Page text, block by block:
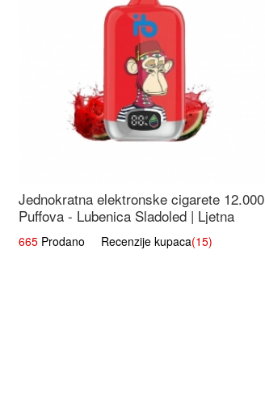
Jednokratna elektronske cigarete 12.000
Puffova - Lubenica Sladoled | Ljetna
Desertna Aroma
665 Prodano Recenzije kupaca(15)